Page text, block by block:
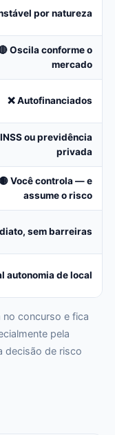
por natureza
Oscila conforme o
mercado
❌ Autofinanciados
ou previdência
privada
🟡 Você controla — e
assume o risco
sem barreiras
autonomia de local
concurso e fica
pela
decisão de risco